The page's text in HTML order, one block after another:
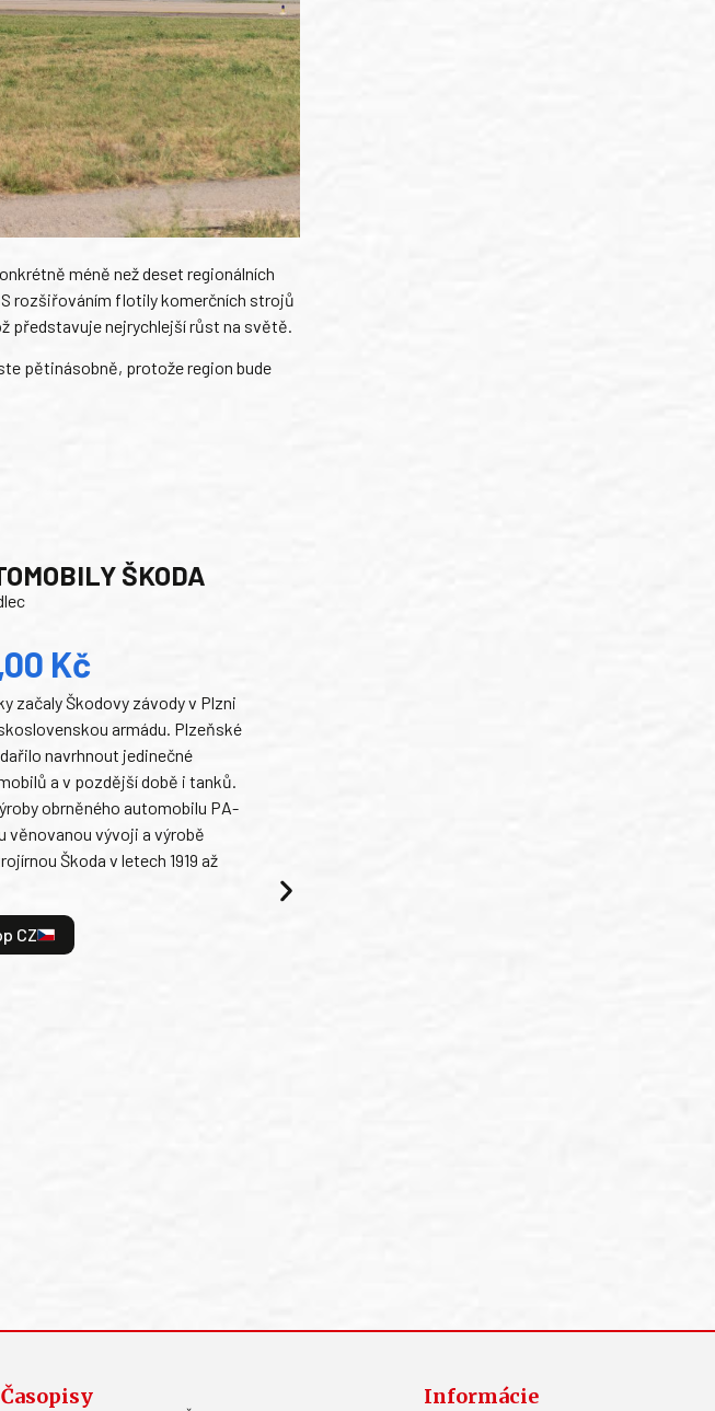
méně než deset regionálních
rozšiřováním flotily komerčních strojů
představuje nejrychlejší růst na světě.
pětinásobně, protože region bude
ŠKODA
Kč
začaly Škodovy závody v Plzni
armádu. Plzeňské
navrhnout jedinečné
a v pozdější době i tanků.
obrněného automobilu PA-
věnovanou vývoji a výrobě
Škoda v letech 1919 až
CZ
Časopisy Informácie